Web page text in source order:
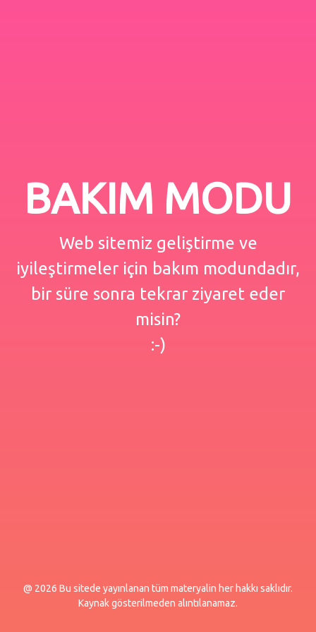
BAKIM MODU
Web sitemiz geliştirme ve
iyileştirmeler için bakım modundadır,
bir süre sonra tekrar ziyaret eder
misin?
:-)
@ 2026 Bu sitede yayınlanan tüm materyalin her hakkı saklıdır.
Kaynak gösterilmeden alıntılanamaz.